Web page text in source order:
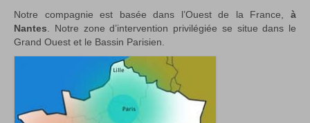
Notre compagnie est basée dans l’Ouest de la France, à
Nantes . Notre zone d’intervention privilégiée se situe dans le
Grand Ouest et le Bassin Parisien.